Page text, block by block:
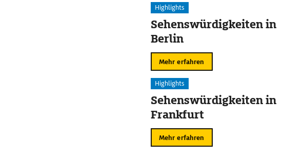
Highlights
Sehenswürdigkeiten in
Berlin
Mehr erfahren
Highlights
Sehenswürdigkeiten in
Frankfurt
Mehr erfahren